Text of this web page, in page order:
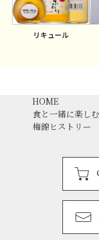
リキュール
HOME
食と一緒に楽しむ
梅錦ヒストリー